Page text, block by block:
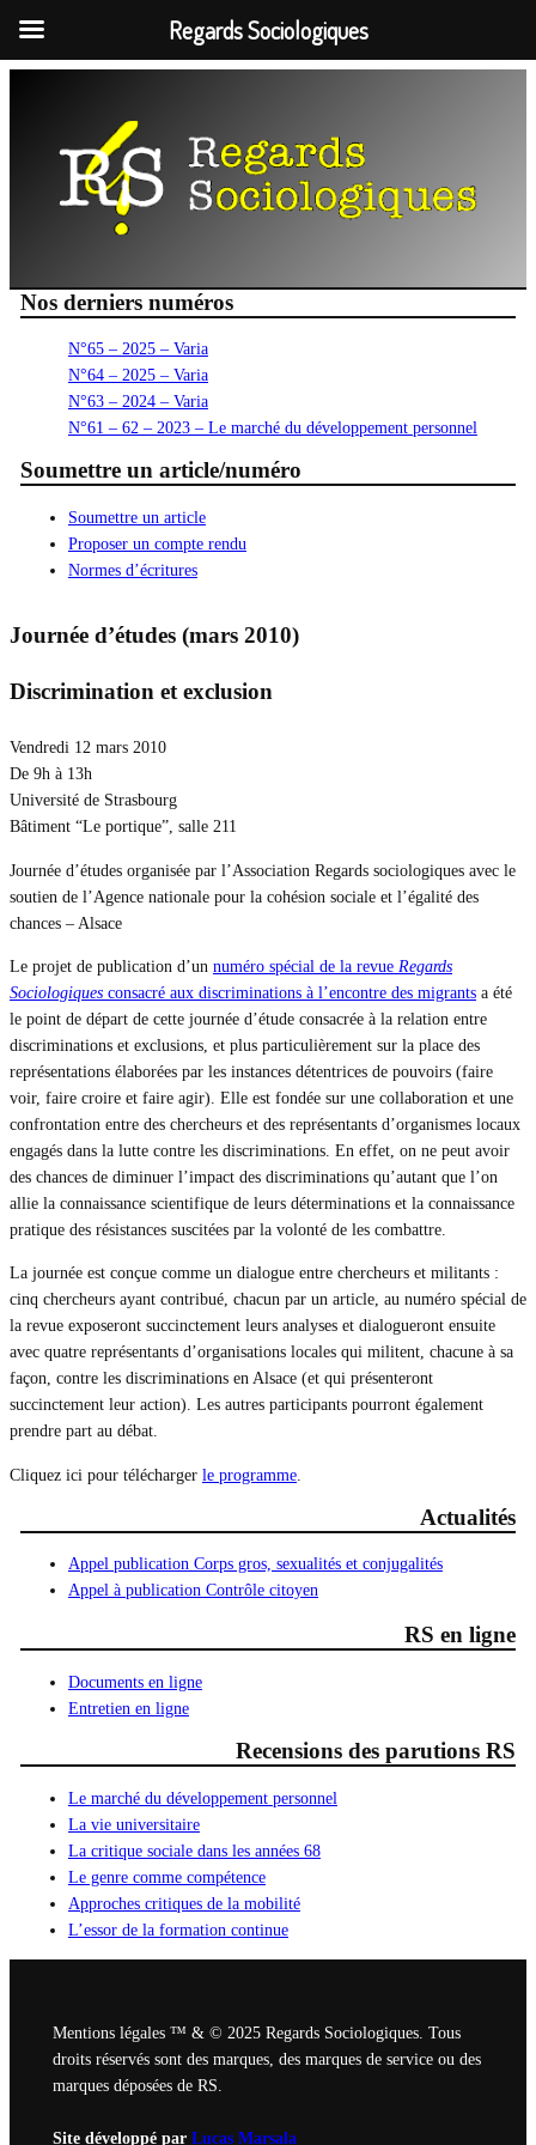
Nos derniers numéros
N°65 – 2025 – Varia
N°64 – 2025 – Varia
N°63 – 2024 – Varia
N°61 – 62 – 2023 – Le marché du développement personnel
Soumettre un article/numéro
Soumettre un article
Proposer un compte rendu
Normes d’écritures
Journée d’études (mars 2010)
Discrimination et exclusion
Vendredi 12 mars 2010
De 9h à 13h
Université de Strasbourg
Bâtiment “Le portique”, salle 211
Journée d’études organisée par l’Association Regards sociologiques avec le
soutien de l’Agence nationale pour la cohésion sociale et l’égalité des
chances – Alsace
Le projet de publication d’un numéro spécial de la revue Regards
Sociologiques consacré aux discriminations à l’encontre des migrants a été
le point de départ de cette journée d’étude consacrée à la relation entre
discriminations et exclusions, et plus particulièrement sur la place des
représentations élaborées par les instances détentrices de pouvoirs (faire
voir, faire croire et faire agir). Elle est fondée sur une collaboration et une
confrontation entre des chercheurs et des représentants d’organismes locaux
engagés dans la lutte contre les discriminations. En effet, on ne peut avoir
des chances de diminuer l’impact des discriminations qu’autant que l’on
allie la connaissance scientifique de leurs déterminations et la connaissance
pratique des résistances suscitées par la volonté de les combattre.
La journée est conçue comme un dialogue entre chercheurs et militants :
cinq chercheurs ayant contribué, chacun par un article, au numéro spécial de
la revue exposeront succinctement leurs analyses et dialogueront ensuite
avec quatre représentants d’organisations locales qui militent, chacune à sa
façon, contre les discriminations en Alsace (et qui présenteront
succinctement leur action). Les autres participants pourront également
prendre part au débat.
Cliquez ici pour télécharger le programme
Actualités
Appel publication Corps gros, sexualités et conjugalités
Appel à publication Contrôle citoyen
RS en ligne
Documents en ligne
Entretien en ligne
Recensions des parutions RS
Le marché du développement personnel
La vie universitaire
La critique sociale dans les années 68
Le genre comme compétence
Approches critiques de la mobilité
L’essor de la formation continue
Mentions légales ™ & © 2025 Regards Sociologiques. Tous
droits réservés sont des marques, des marques de service ou des
marques déposées de RS.
Site développé par Lucas Marsala
Regards Sociologiques